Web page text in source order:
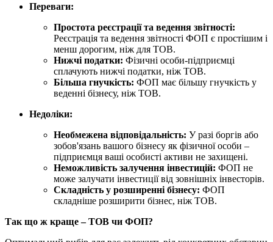
Переваги:
Простота реєстрації та ведення звітності:
Реєстрація та ведення звітності ФОП є простішим і
менш дорогим, ніж для ТОВ.
Нижчі податки: Фізичні особи-підприємці
сплачують нижчі податки, ніж ТОВ.
Більша гнучкість: ФОП має більшу гнучкість у
веденні бізнесу, ніж ТОВ.
Недоліки:
Необмежена відповідальність: У разі боргів або
зобов'язань вашого бізнесу як фізичної особи –
підприємця ваші особисті активи не захищені.
Неможливість залучення інвестицій: ФОП не
може залучати інвестиції від зовнішніх інвесторів.
Складність у розширенні бізнесу: ФОП
складніше розширити бізнес, ніж ТОВ.
Так що ж краще – ТОВ чи ФОП?